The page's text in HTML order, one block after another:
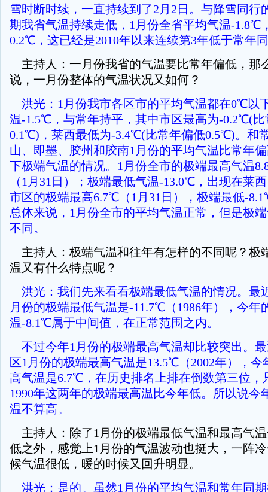
雪时断时续，一直持续到了2月2日。与降雪同行
期我省气温持续走低，1月份全省平均气温-1.8℃
0.2℃，这已经是2010年以来连续第3年低于常年
主持人：一月份我省的气温要比常年偏低，那
说，一月份整体的气温状况又如何？
洪光：1月份我市各区市的平均气温都在0℃以
温-1.5℃，与常年持平，其中市区最高为-0.2℃(比
0.1℃)，莱西最低为-3.4℃(比常年偏低0.5℃)。和
山、即墨、胶州和胶南1月份的平均气温比常年
下极端气温的情况。1月份全市的极端最高气温
（1月31日）；极端最低气温-13.0℃，出现在莱
市区的极端最高6.7℃（1月31日），极端最低-
总体来说，1月份全市的平均气温正常，但是极
不同。
主持人：极端气温和往年有怎样的不同呢？极
温又有什么特点呢？
洪光：我们先来看看极端最低气温的情况。最
月份的极端最低气温是-11.7℃（1986年），今年
温-8.1℃属于中间值，在正常范围之内。
不过今年1月份的极端最高气温却比较突出。
区1月份的极端最高气温是13.5℃（2002年），今
高气温是6.7℃，在历史排名上排在倒数第三位，
1990年这两年的极端最高温比今年低。所以说今
温不算高。
主持人：除了1月份的极端最低气温和最高气
低之外，感觉上1月份的气温波动也挺大，一阵
候气温很低，暖的时候又回升明显。
洪光：是的。虽然1月份的平均气温和常年同